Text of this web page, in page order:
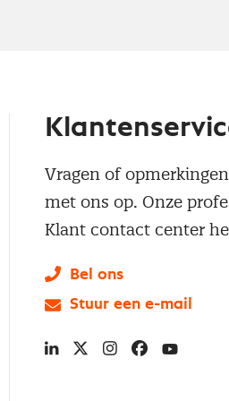
Vragen of
met ons op. Onze
Klant contact center
Bel ons
Stuur een e-mail
LinkedIn
X Instagram
Facebook
YouTube